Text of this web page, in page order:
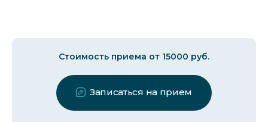
Стоимость приема от 15000 руб.
Записаться на прием